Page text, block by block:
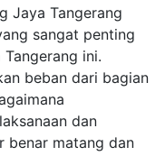
Jaya Tangerang
sangat penting
ini.
beban dari bagian
dan
benar matang dan